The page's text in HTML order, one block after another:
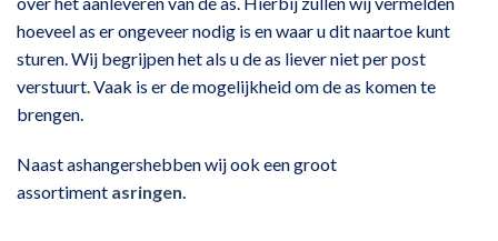
hoeveel as er ongeveer nodig is en waar u dit naartoe kunt
sturen. Wij begrijpen het als u de as liever niet per post
verstuurt. Vaak is er de mogelijkheid om de as komen te
brengen.
Naast ashangershebben wij ook een groot
assortiment asringen.